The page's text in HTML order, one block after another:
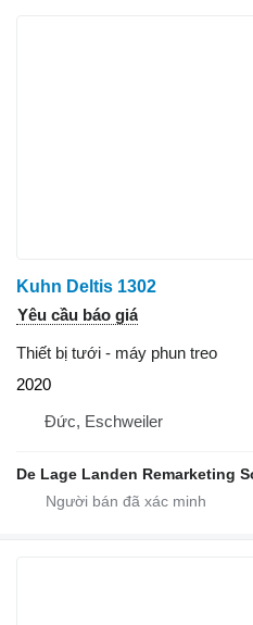
Kuhn Deltis 1302
Yêu cầu báo giá
Thiết bị tưới - máy phun treo
2020
Đức, Eschweiler
De Lage Landen Remarketing